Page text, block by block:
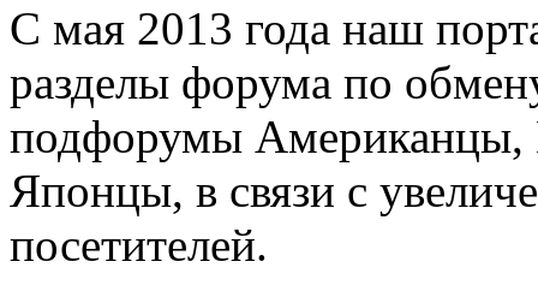
С мая 2013 года наш
разделы форума по
подфорумы
Японцы, в связи с
посетителей.